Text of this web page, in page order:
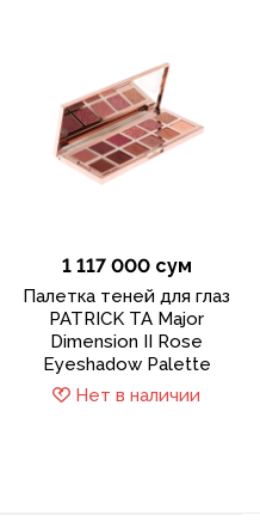
1 117 000 сум
Палетка теней для глаз
PATRICK TA Major
Dimension II Rose
Eyeshadow Palette
Нет в наличии